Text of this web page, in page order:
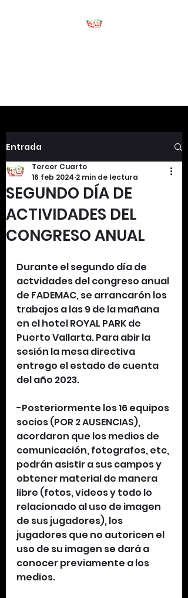
Entrada
SEGUNDO DÍA DE
ACTIVIDADES DEL
CONGRESO ANUAL
Tercer Cuarto
16 feb 2024 2 min de lectura
Durante el segundo día de
actvidades del congreso anual
de FADEMAC, se arrancarón los
trabajos a las 9 de la mañana
en el hotel ROYAL PARK de
Puerto Vallarta. Para abir la
sesión la mesa directiva
entrego el estado de cuenta
del año 2023.
-Posteriormente los 16 equipos
socios (POR 2 AUSENCIAS),
acordaron que los medios de
comunicación, fotografos, etc,
podrán asistir a sus campos y
obtener material de manera
libre (fotos, videos y todo lo
relacionado al uso de imagen
de sus jugadores), los
jugadores que no autoricen el
uso de su imagen se dará a
conocer previamente a los
medios.